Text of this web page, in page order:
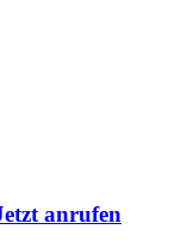
anrufen